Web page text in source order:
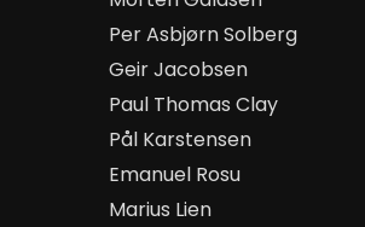
Per Asbjørn Solberg
Geir Jacobsen
Paul Thomas Clay
Pål Karstensen
Emanuel Rosu
Marius Lien